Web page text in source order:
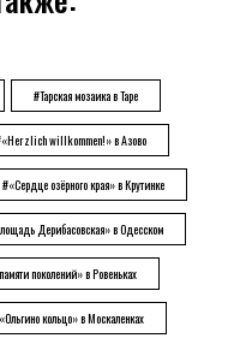
#Тарская мозаика в Таре
willkommen!» в Азово
#«Сердце озёрного края» в Крутинке
Дерибасовская» в Одесском
поколений» в Ровеньках
кольцо» в Москаленках